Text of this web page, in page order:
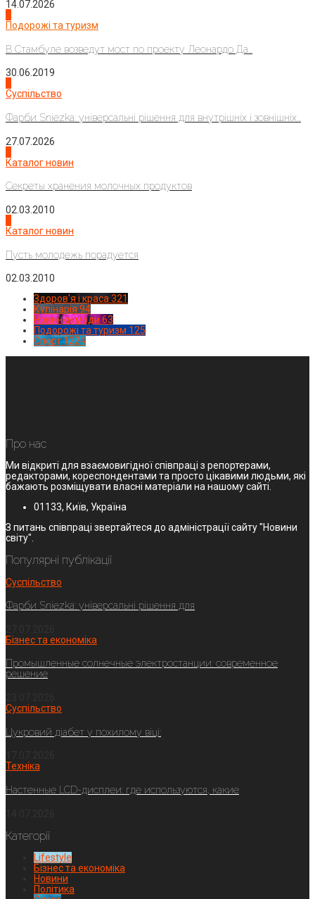
14.07.2026
Подорожі та туризм
В Стамбуле возведут мост по проекту Леонардо Да...
30.06.2019
Суспільство
Фарби Sniezka: універсальні рішення для внутрішніх і зовнішніх...
27.07.2026
Каталог новин
Секреты хранения молочных продуктов
02.03.2010
Каталог новин
Пусть молодежь порадуется
02.03.2010
Здоров'я і краса 321
Кулінарія 94
Новинки моди 63
Подорожі та туризм 125
Спорт1224
Про нас
Ми відкриті для взаємовигідної співпраці з репортерами,
редакторами, кореспондентами та просто цікавими людьми, які
бажають розміщувати власні матеріали на нашому сайті.
01133, Київ, Україна
З питань співпраці звертайтеся до адміністрації сайту "Новини
світу".
Популярні публікації
Суспільство
Фарби Sniezka: універсальні рішення для
Бізнес та економіка
Промышленные солнечные электростанции: современное
решение
Суспільство
Цукровий діабет у похилому віці:
Техніка
Настенные LCD-дисплеи: где используются, какие
Категорії
Lifestyle
Бізнес та економіка
Новини
Політика